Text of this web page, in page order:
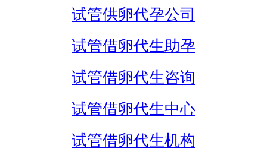
试管供卵代孕公司
试管借卵代生助孕
试管借卵代生咨询
试管借卵代生中心
试管借卵代生机构